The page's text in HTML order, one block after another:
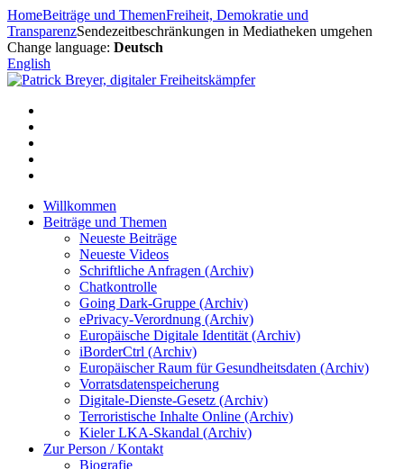
Zum
Inhalt
springen
HomeBeiträge und ThemenFreiheit, Demokratie und
TransparenzSendezeitbeschränkungen in Mediatheken umgehen
Change language: Deutsch
English
Willkommen
Beiträge und Themen
Neueste Beiträge
Neueste Videos
Schriftliche Anfragen (Archiv)
Chatkontrolle
Going Dark-Gruppe (Archiv)
ePrivacy-Verordnung (Archiv)
Europäische Digitale Identität (Archiv)
iBorderCtrl (Archiv)
Europäischer Raum für Gesundheitsdaten (Archiv)
Vorratsdatenspeicherung
Digitale-Dienste-Gesetz (Archiv)
Terroristische Inhalte Online (Archiv)
Kieler LKA-Skandal (Archiv)
Zur Person / Kontakt
Biografie